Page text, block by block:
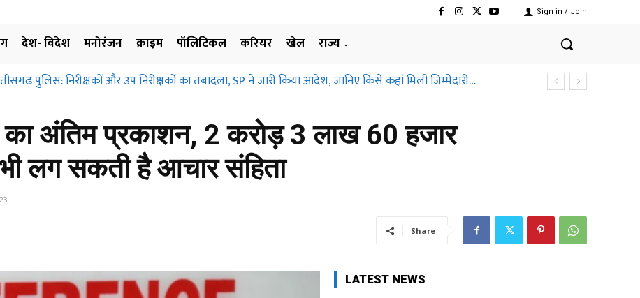
Sign in / Join
देश- विदेश मनोरंजन क्राइम पॉलिटिकल करियर खेल
राज्य
पुलिस: निरीक्षकों और उप निरीक्षकों का तबादला, SP ने जारी किया आदेश, जानिए किसे कहां मिली जिम्मेदारी…
और मुआवजा दिए बिना जमीन के उपयोग पर नहीं लगाई जा सकती रोक… छत्तीसगढ़ हाईकोर्ट ने क्यों कहा ऐसा
का अंतिम प्रकाशन, 2 करोड़ 3 लाख 60 हजार
लग सकती है आचार संहिता
Share
LATEST NEWS